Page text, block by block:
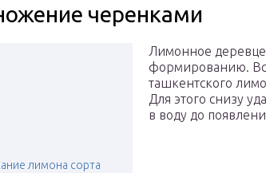
черенками
лимона сорта
Лимонное
формированию.
ташкентского
Для этого снизу
в воду до